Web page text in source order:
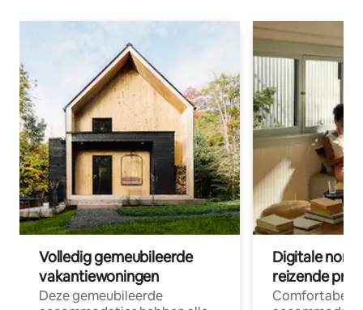
Volledig gemeubileerde
vakantiewoningen
Deze gemeubileerde
Digitale
reizende
Comfortabele